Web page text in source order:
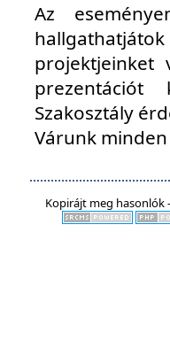
Az
Szakosztály
Várunk
Kopirájt meg hasonlók